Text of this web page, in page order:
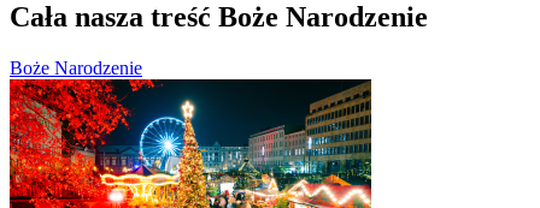
Cała nasza treść Boże Narodzenie
Boże Narodzenie